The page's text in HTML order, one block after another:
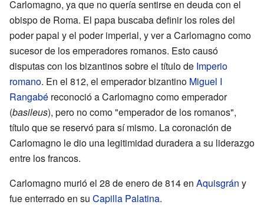
Carlomagno, ya que no quería sentirse en deuda con el
obispo de Roma. El papa buscaba definir los roles del
poder papal y el poder imperial, y ver a Carlomagno como
sucesor de los emperadores romanos. Esto causó
disputas con los bizantinos sobre el título de Imperio
romano. En el 812, el emperador bizantino Miguel I
Rangabé reconoció a Carlomagno como emperador
(basileus), pero no como "emperador de los romanos",
título que se reservó para sí mismo. La coronación de
Carlomagno le dio una legitimidad duradera a su liderazgo
entre los francos.
Carlomagno murió el 28 de enero de 814 en Aquisgrán y
fue enterrado en su Capilla Palatina.